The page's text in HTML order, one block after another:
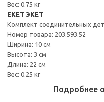
Вес: 0.75 кг
EKET ЭКЕТ
Комплект соединительных
Номер товара: 203.593.52
Ширина: 10 см
Высота: 3 см
Длина: 22 см
Вес: 0.25 кг
Подробнее